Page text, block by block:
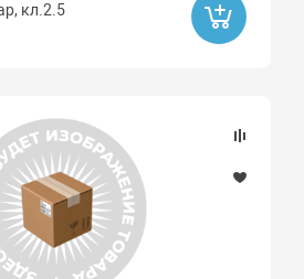
кл.2.5